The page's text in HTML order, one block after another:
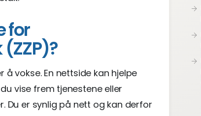
for
vokse. En nettside kan hjelpe
vise frem tjenestene eller
Du er synlig på nett og kan derfor